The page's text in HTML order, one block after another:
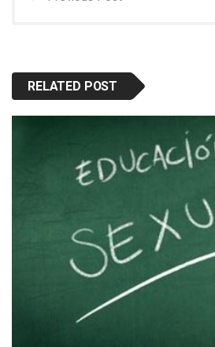
RELATED POST